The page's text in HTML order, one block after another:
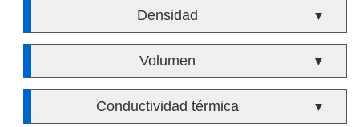
Densidad ▼
Volumen ▼
Conductividad térmica ▼